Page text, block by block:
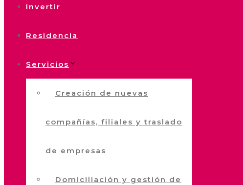
Invertir
Residencia
Servicios
Creación de nuevas
compañías, filiales y traslado
de empresas
Domiciliación y gestión de